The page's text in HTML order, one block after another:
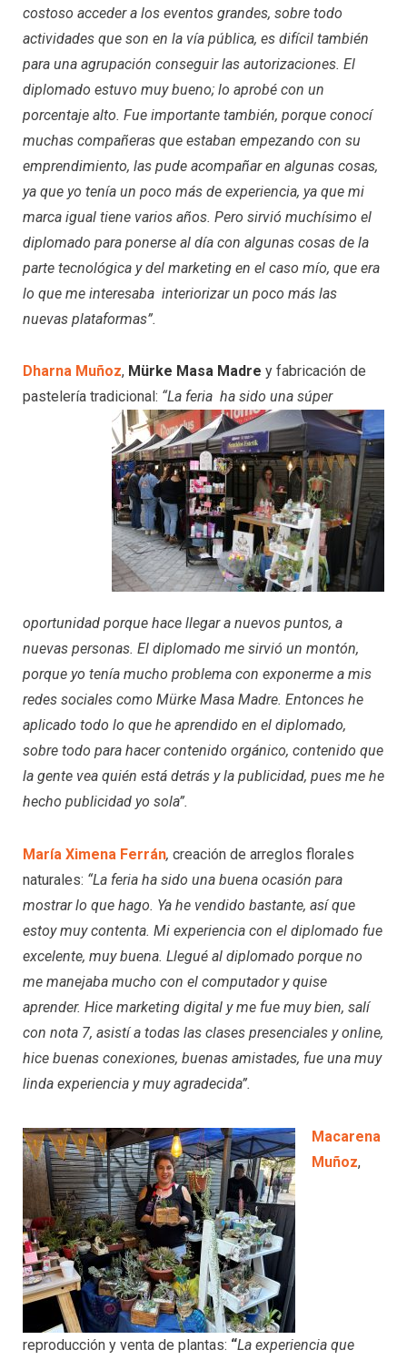
costoso acceder a los eventos grandes, sobre todo
actividades que son en la vía pública, es difícil también
para una agrupación conseguir las autorizaciones. El
diplomado estuvo muy bueno; lo aprobé con un
porcentaje alto. Fue importante también, porque conocí
muchas compañeras que estaban empezando con su
emprendimiento, las pude acompañar en algunas cosas,
ya que yo tenía un poco más de experiencia, ya que mi
marca igual tiene varios años. Pero sirvió muchísimo el
diplomado para ponerse al día con algunas cosas de la
parte tecnológica y del marketing en el caso mío, que era
lo que me interesaba interiorizar un poco más las
nuevas plataformas”.
Dharna Muñoz, Mürke Masa Madre y fabricación de
pastelería tradicional: “La feria ha sido una súper
oportunidad porque hace llegar a nuevos puntos, a
nuevas personas. El diplomado me sirvió un montón,
porque yo tenía mucho problema con exponerme a mis
redes sociales como Mürke Masa Madre. Entonces he
aplicado todo lo que he aprendido en el diplomado,
sobre todo para hacer contenido orgánico, contenido que
la gente vea quién está detrás y la publicidad, pues me he
hecho publicidad yo sola”.
María Ximena Ferrán, creación de arreglos florales
naturales: “La feria ha sido una buena ocasión para
mostrar lo que hago. Ya he vendido bastante, así que
estoy muy contenta. Mi experiencia con el diplomado fue
excelente, muy buena. Llegué al diplomado porque no
me manejaba mucho con el computador y quise
aprender. Hice marketing digital y me fue muy bien, salí
con nota 7, asistí a todas las clases presenciales y online,
hice buenas conexiones, buenas amistades, fue una muy
linda experiencia y muy agradecida”.
Macarena
Muñoz,
reproducción y venta de plantas: “La experiencia que